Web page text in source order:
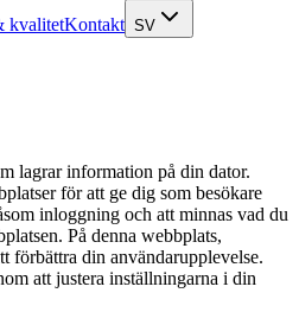
kvalitetKontakt SV
lagrar information på din dator.
för att ge dig som besökare
inloggning och att minnas vad du
På denna webbplats,
förbättra din användarupplevelse.
att justera inställningarna i din